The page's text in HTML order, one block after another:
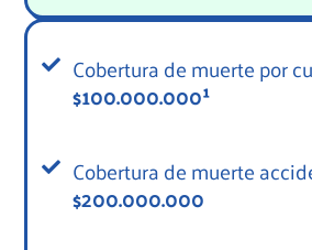
Cobertura de muerte por
$100.000.000¹
Cobertura de muerte
$200.000.000